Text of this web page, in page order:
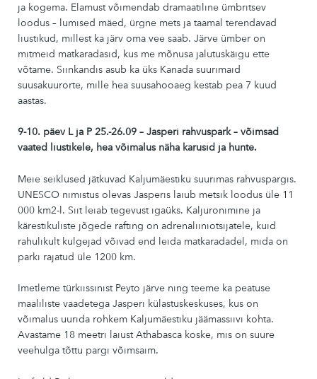
ja kogema. Elamust võimendab dramaatiline ümbritsev
loodus – lumised mäed, ürgne mets ja taamal terendavad
liustikud, millest ka järv oma vee saab. Järve ümber on
mitmeid matkaradasid, kus me mõnusa jalutuskäigu ette
võtame. Siinkandis asub ka üks Kanada suurimaid
suusakuurorte, mille hea suusahooaeg kestab pea 7 kuud
aastas.
9-10. päev L ja P 25.-26.09 – Jasperi rahvuspark – võimsad
vaated liustikele, hea võimalus näha karusid ja hunte.
Meie seiklused jätkuvad Kaljumäestiku suurimas rahvuspargis.
UNESCO nimistus olevas Jasperis laiub metsik loodus üle 11
000 km2-l. Siit leiab tegevust igaüks. Kaljuronimine ja
kärestikuliste jõgede rafting on adrenaliiniotsijatele, kuid
rahulikult kulgejad võivad end leida matkaradadel, mida on
parki rajatud üle 1200 km.
Imetleme türkiissinist Peyto järve ning teeme ka peatuse
maaliliste vaadetega Jasperi külastuskeskuses, kus on
võimalus uurida rohkem Kaljumäestiku jäämassiivi kohta.
Avastame 18 meetri laiust Athabasca koske, mis on suure
veehulga tõttu pargi võimsaim.